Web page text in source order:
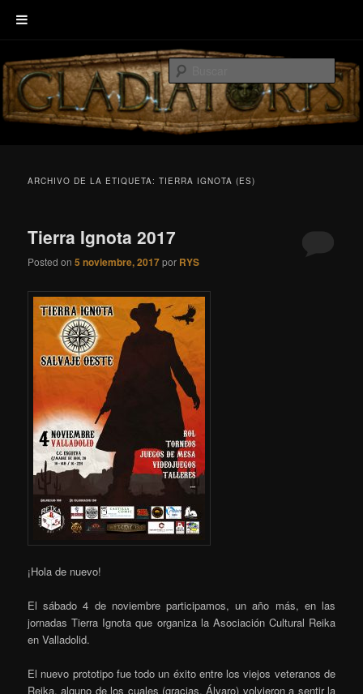
al
contenido
principal
al
contenido
secundarioEscenaRYS
Welcome to GLADIATORIS, the board game about Roman amphitheater’s
combats.
ARCHIVO DE LA ETIQUETA:TIERRA IGNOTA (ES)
Tierra Ignota 2017
Posted on5 noviembre, 2017por RYS
¡Hola de nuevo!
El sábado 4 de noviembre participamos, un año más, en las
jornadas Tierra Ignota que organiza la Asociación Cultural Reika
en Valladolid.
El nuevo prototipo fue todo un éxito entre los viejos veteranos de
Reika, alguno de los cuales (gracias, Álvaro) volvieron a sentir la